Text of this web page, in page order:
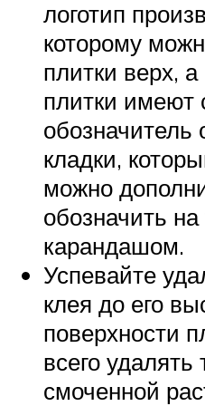
логотип
которому
плитки верх,
плитки имеют
обозначитель
кладки,
можно
обозначить
карандашом.
Успевайте
клея до его
поверхности
всего удалять
смоченной